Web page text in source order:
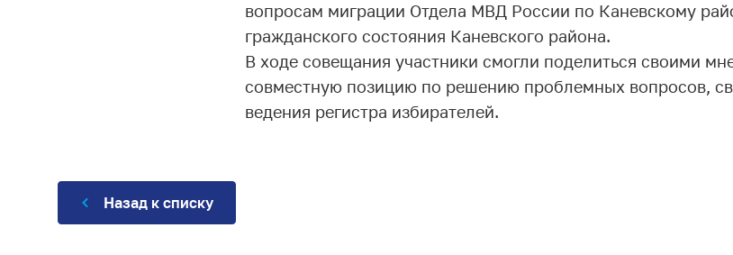
вопросам миграции Отдела МВД России по Каневскому
гражданского состояния Каневского района.
В ходе совещания участники смогли поделиться своими
совместную позицию по решению проблемных вопросов,
ведения регистра избирателей.
Назад к списку